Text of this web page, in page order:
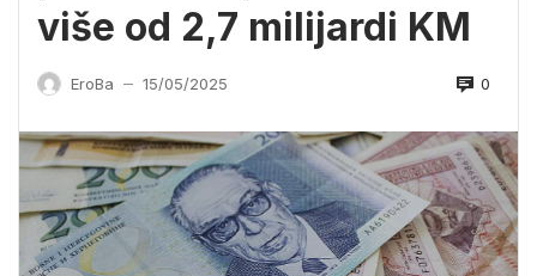
više od 2,7 milijardi KM
EroBa — 15/05/2025 0